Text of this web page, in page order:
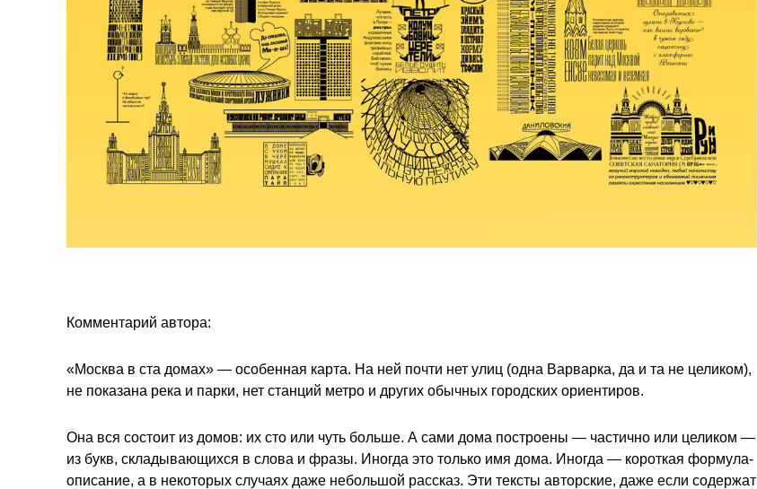
Комментарий автора:
«Москва в ста домах» — особенная карта. На ней почти нет улиц (одна Варварка, да и та не целиком),
не показана река и парки, нет станций метро и других обычных городских ориентиров.
Она вся состоит из домов: их сто или чуть больше. А сами дома построены — частично или целиком —
из букв, складывающихся в слова и фразы. Иногда это только имя дома. Иногда — короткая формула-
описание, а в некоторых случаях даже небольшой рассказ. Эти тексты авторские, даже если содержат